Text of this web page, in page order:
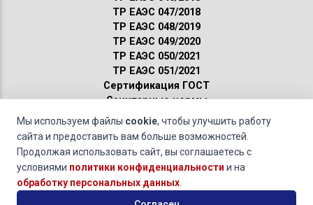
ТР ЕАЭС 047/2018
ТР ЕАЭС 048/2019
ТР ЕАЭС 049/2020
ТР ЕАЭС 050/2021
ТР ЕАЭС 051/2021
Сертификация ГОСТ
Санитарные нормы
Пожарные нормы
Новости по сертификации »
штепсельные розетки, переносные розетки и вводы для транспортных средств.
Проводная зарядка для электромобилей. Часть 1. Общие требования (19.11.24)
© 2011-2026 · Обращаясь к нам, вы даете своесогласие на
Мы используем файлы cookie, чтобы улучшить работу
сайта и предоставить вам больше возможностей.
Продолжая использовать сайт, вы соглашаетесь с
условиями политики конфиденциальности и на
обработку персональных данных